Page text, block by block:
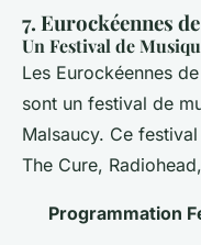
7. Eurockéennes
Un Festival de
Les Eurockéennes
sont un festival de
Malsaucy. Ce
The Cure,
Programmation